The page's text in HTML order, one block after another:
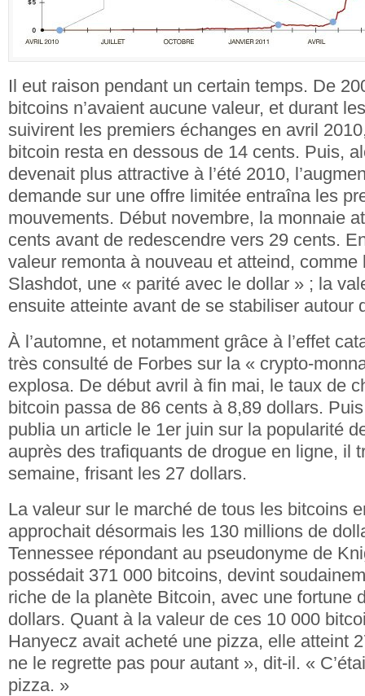
Il eut raison pendant un certain temps. De
bitcoins n’avaient aucune valeur, et durant
suivirent les premiers échanges en avril
bitcoin resta en dessous de 14 cents. Puis,
devenait plus attractive à l’été 2010,
demande sur une offre limitée entraîna les
mouvements. Début novembre, la monnaie
cents avant de redescendre vers 29 cents.
valeur remonta à nouveau et atteind, comme
Slashdot, une « parité avec le dollar » ; la
ensuite atteinte avant de se stabiliser autour
À l’automne, et notamment grâce à l’effet
très consulté de Forbes sur la « crypto-
explosa. De début avril à fin mai, le taux de
bitcoin passa de 86 cents à 8,89 dollars.
publia un article le 1er juin sur la popularité
auprès des trafiquants de drogue en ligne, il
semaine, frisant les 27 dollars.
La valeur sur le marché de tous les bitcoins
approchait désormais les 130 millions de
Tennessee répondant au pseudonyme de
possédait 371 000 bitcoins, devint
riche de la planète Bitcoin, avec une fortune
dollars. Quant à la valeur de ces 10 000
Hanyecz avait acheté une pizza, elle atteint
ne le regrette pas pour autant », dit-il. «
pizza. »